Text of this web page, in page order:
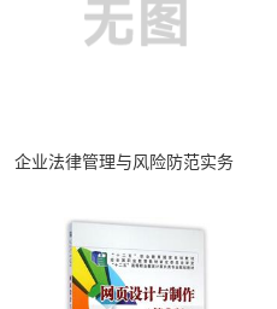
企业法律管理与风险防范实务